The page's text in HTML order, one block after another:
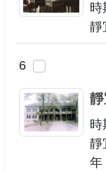
時
靜
6
時
靜
年